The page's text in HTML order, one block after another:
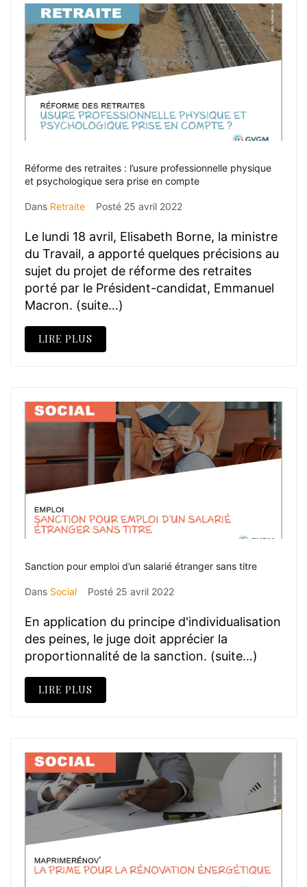
Réforme des retraites : l’usure professionnelle physique
et psychologique sera prise en compte
Dans Retraite Posté 25 avril 2022
Le lundi 18 avril, Elisabeth Borne, la ministre
du Travail, a apporté quelques précisions au
sujet du projet de réforme des retraites
porté par le Président-candidat, Emmanuel
Macron. (suite…)
LIRE PLUS
Sanction pour emploi d’un salarié étranger sans titre
Dans Social Posté 25 avril 2022
En application du principe d'individualisation
des peines, le juge doit apprécier la
proportionnalité de la sanction. (suite…)
LIRE PLUS